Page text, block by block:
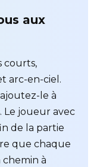
aux
courts,
arc-en-ciel.
le à
Le joueur avec
de la partie
que chaque
chemin à